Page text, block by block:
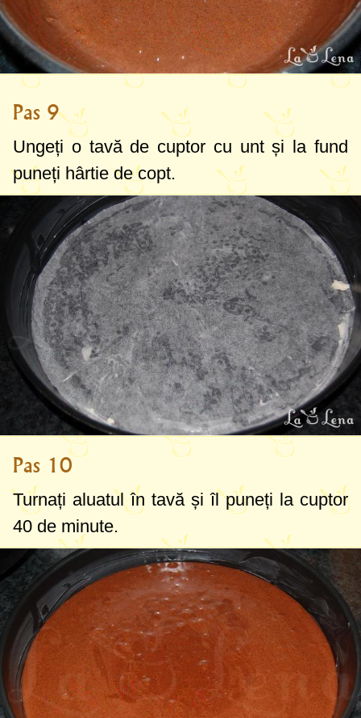
Pas 9
Ungeți o tavă de cuptor cu unt și la fund
puneți hârtie de copt.
Pas 10
Turnați aluatul în tavă și îl puneți la cuptor
40 de minute.